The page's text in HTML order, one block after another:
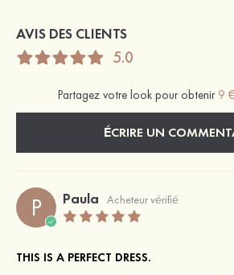
AVIS DES CLIENTS
5.0
Partagez votre look pour obtenir 9 €
ÉCRIRE UN
P Paula Acheteur vérifié
THIS IS A PERFECT DRESS.